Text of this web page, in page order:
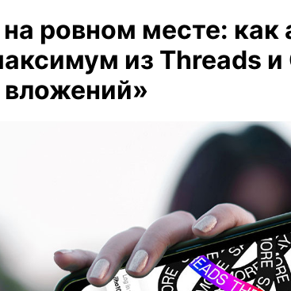
ровном месте:
из Threads и
вложений»